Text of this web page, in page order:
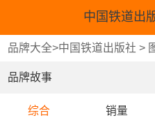
中国铁道出
品牌大全>中国铁道出版社 >
品牌故事
综合 销量